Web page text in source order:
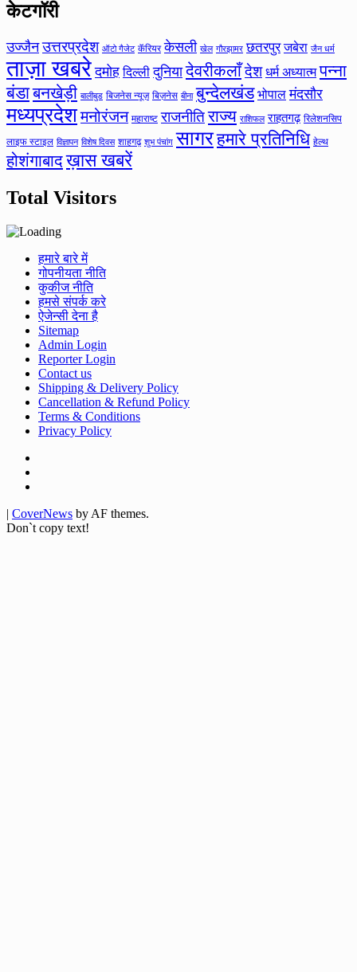
केटगॉरी
उज्जैन उत्तरप्रदेश ऑटो गैजेट कॅरियर केसली खेल गौरझामर छतरपुर जबेरा जैन धर्म
ताज़ा खबरे दमोह दिल्ली दुनिया देवरीकलाँदेश धर्म अध्यात्म पन्ना
बंडाबनखेड़ी बालीबुड बिजनेस न्यूज़ बिज़नेस बीना बुन्देलखंड भोपाल मंदसौर
मध्यप्रदेशमनोरंजन महाराष्ट राजनीतिराज्य राशिफल राहतगढ़ रिलेशनसिप
लाइफ स्टाइल विज्ञापन विशेष दिवस शाहगढ़ शुभ पंचांग सागरहमारे प्रतिनिधि हेल्थ
होशंगाबादख़ास खबरें
Total Visitors
हमारे बारे में
गोपनीयता नीति
कुकीज नीति
हमसे संपर्क करे
ऐजेन्सी देना है
Sitemap
Admin Login
Reporter Login
Contact us
Shipping & Delivery Policy
Cancellation & Refund Policy
Terms & Conditions
Privacy Policy
| CoverNews by AF themes.
Don`t copy text!